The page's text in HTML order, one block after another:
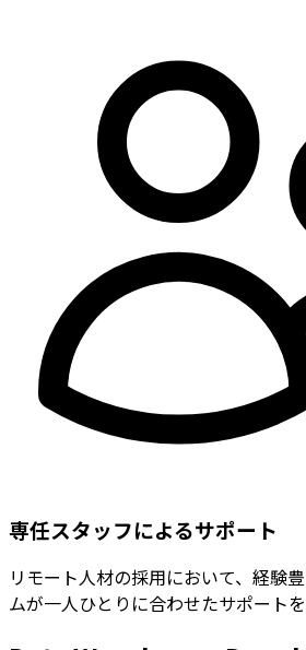
専任スタッフによるサポート
リモート人材の採用において、経験
ムが一人ひとりに合わせたサポートを